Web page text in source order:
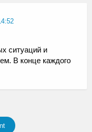
ситуаций и
В конце каждого